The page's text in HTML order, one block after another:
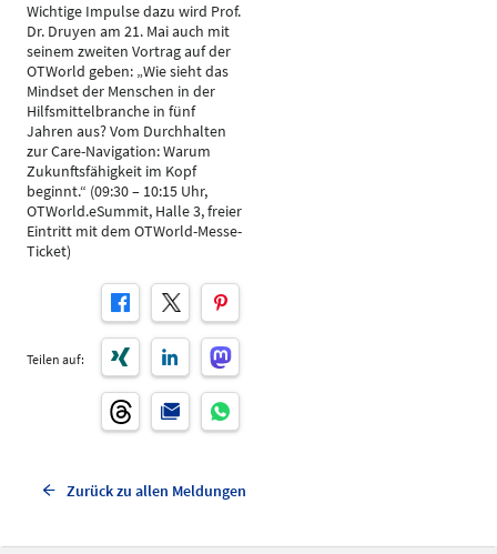
Wichtige Impulse dazu wird Prof.
Dr. Druyen am 21. Mai auch mit
seinem zweiten Vortrag auf der
OTWorld geben: „Wie sieht das
Mindset der Menschen in der
Hilfsmittelbranche in fünf
Jahren aus? Vom Durchhalten
zur Care-Navigation: Warum
Zukunftsfähigkeit im Kopf
beginnt.“ (09:30 – 10:15 Uhr,
OTWorld.eSummit, Halle 3, freier
Eintritt mit dem OTWorld-Messe-
Ticket)
Teilen auf:
Zurück zu allen Meldungen